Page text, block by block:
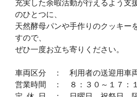
充実した余暇活動が行えるよう支
のひとつに、
天然酵母パンや手作りのクッキー
すので、
ぜひ一度お立ち寄りください。
車両区分 ： 利用者の送迎用車
営業時間 ： ８：３０～１７：